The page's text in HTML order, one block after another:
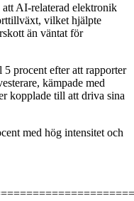
att AI-relaterad elektronik
vilket hjälpte
än väntat för
procent efter att rapporter
kämpade med
kopplade till att driva sina
med hög intensitet och